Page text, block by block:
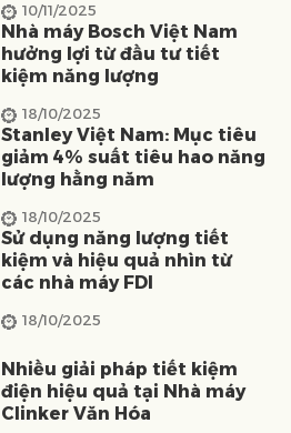
10/11/2025
Nhà máy Bosch Việt Nam
hưởng lợi từ đầu tư tiết
kiệm năng lượng
18/10/2025
Stanley Việt Nam: Mục tiêu
giảm 4% suất tiêu hao năng
lượng hằng năm
18/10/2025
Sử dụng năng lượng tiết
kiệm và hiệu quả nhìn từ
các nhà máy FDI
18/10/2025
Nhiều giải pháp tiết kiệm
điện hiệu quả tại Nhà máy
Clinker Văn Hóa